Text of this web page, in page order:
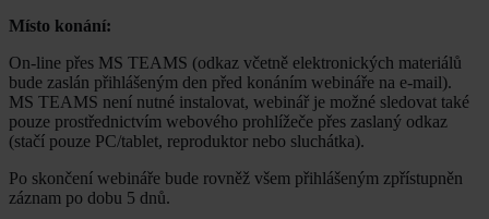
Místo konání:
On-line přes MS TEAMS (odkaz včetně elektronických materiálů
bude zaslán přihlášeným den před konáním webináře na e-mail).
MS TEAMS není nutné instalovat, webinář je možné sledovat také
pouze prostřednictvím webového prohlížeče přes zaslaný odkaz
(stačí pouze PC/tablet, reproduktor nebo sluchátka).
Po skončení webináře bude rovněž všem přihlášeným zpřístupněn
záznam po dobu 5 dnů.